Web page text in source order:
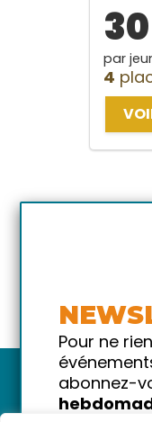
par
4
Pour ne
abonnez-